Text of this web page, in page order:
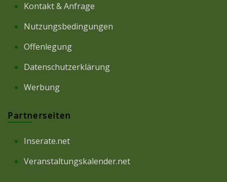
Kontakt & Anfrage
Nutzungsbedingungen
Offenlegung
Datenschutzerklärung
Werbung
Partnerseiten
Inserate.net
Veranstaltungskalender.net